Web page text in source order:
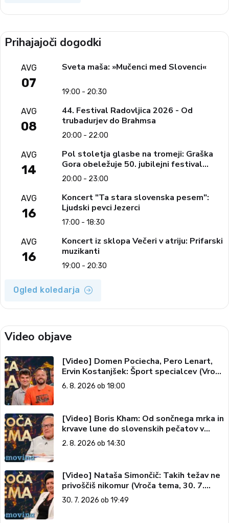
Prihajajoči dogodki
AVG
07
Sveta maša: »Mučenci med Slovenci«
19:00 - 20:30
AVG
08
44. Festival Radovljica 2026 - Od
trubadurjev do Brahmsa
20:00 - 22:00
AVG
14
Pol stoletja glasbe na tromeji: Graška
Gora obeležuje 50. jubilejni festival
narodno-zabavne glasbe
20:00 - 23:00
AVG
16
Koncert "Ta stara slovenska pesem":
Ljudski pevci Jezerci
17:00 - 18:30
AVG
16
Koncert iz sklopa Večeri v atriju: Prifarski
muzikanti
19:00 - 20:30
Ogled koledarja
Video objave
[Video] Domen Pociecha, Pero Lenart,
Ervin Kostanjšek: Šport specialcev (Vroča
tema, 6. 8. 2026)
6. 8. 2026 ob 18:00
[Video] Boris Kham: Od sončnega mrka in
krvave lune do slovenskih pečatov v
vesolju (Vroča tema, 2. 8. 2026)
2. 8. 2026 ob 14:30
[Video] Nataša Simončič: Takih težav ne
privoščiš nikomur (Vroča tema, 30. 7.
2026)
30. 7. 2026 ob 19:49